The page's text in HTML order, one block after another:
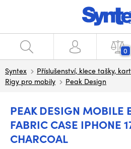
0
Syntex Příslušenství, klece tašky,
Rigy pro mobily
Peak Design
PEAK DESIGN MOBILE
FABRIC CASE IPHONE
CHARCOAL